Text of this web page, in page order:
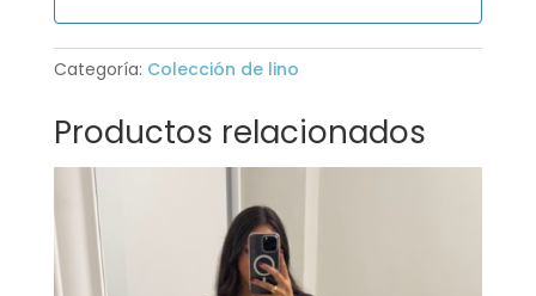
Categoría: Colección de lino
Productos relacionados